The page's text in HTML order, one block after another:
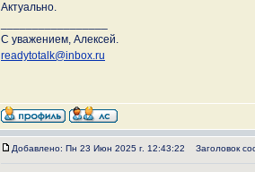
Актуально.
С уважением, Алексей.
readytotalk@inbox.ru
Добавлено: Пн 23 Июн 2025 г. 12:43:22 Заголовок